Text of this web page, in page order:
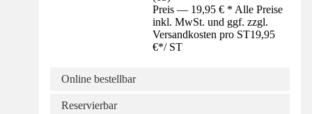
Preis — 19,95 € * Alle Preise
inkl. MwSt. und ggf. zzgl.
Versandkosten pro ST19,95
€*/ ST
Online bestellbar
Reservierbar